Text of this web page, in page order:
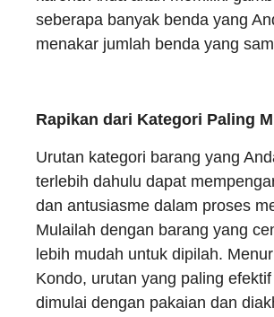
seberapa banyak benda yang
menakar jumlah benda yang
Rapikan dari Kategori Paling
Urutan kategori barang yang
terlebih dahulu dapat
dan antusiasme dalam proses
Mulailah dengan barang yang
lebih mudah untuk dipilah.
Kondo, urutan yang paling
dimulai dengan pakaian dan